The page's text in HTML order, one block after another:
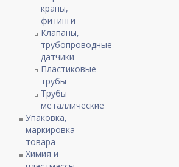
краны,
фитинги
Клапаны,
трубопроводные
датчики
Пластиковые
трубы
Трубы
металлические
Упаковка,
маркировка
товара
Химия и